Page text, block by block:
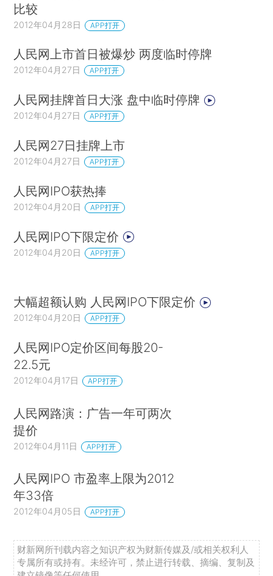
比较
2012年04月28日 APP打开
人民网上市首日被爆炒 两度临时停牌
2012年04月27日 APP打开
人民网挂牌首日大涨 盘中临时停牌
2012年04月27日 APP打开
人民网27日挂牌上市
2012年04月27日 APP打开
人民网IPO获热捧
2012年04月20日 APP打开
人民网IPO下限定价
2012年04月20日 APP打开
大幅超额认购 人民网IPO下限定价
2012年04月20日 APP打开
人民网IPO定价区间每股20-
22.5元
2012年04月17日 APP打开
人民网路演：广告一年可两次
提价
2012年04月11日 APP打开
人民网IPO 市盈率上限为2012
年33倍
2012年04月05日 APP打开
财新网所刊载内容之知识产权为财新传媒及/或相关权利人
专属所有或持有。未经许可，禁止进行转载、摘编、复制及